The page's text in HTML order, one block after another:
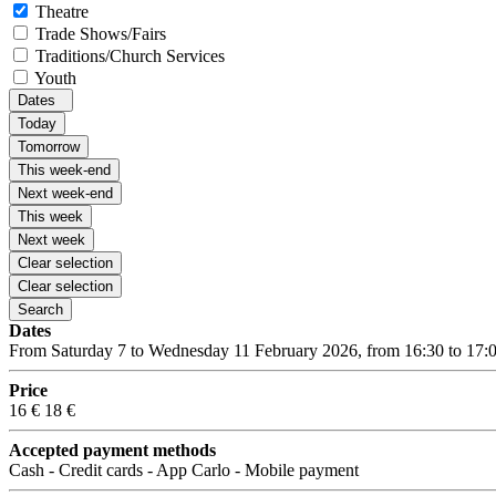
Theatre
Trade Shows/Fairs
Traditions/Church Services
Youth
Dates
Today
Tomorrow
This week-end
Next week-end
This week
Next week
Clear selection
Clear selection
Search
Dates
From Saturday 7 to Wednesday 11 February 2026, from 16:30 to
Price
16 € 18 €
Accepted payment methods
Cash - Credit cards - App Carlo - Mobile payment